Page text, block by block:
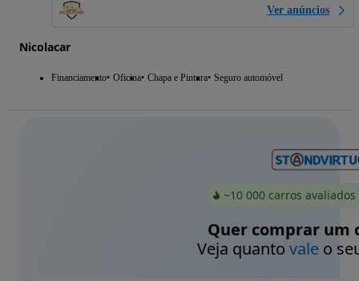
Ver anúncios
Nicolacar
Financiamento Oficina Chapa e Pintura Seguro automóvel
~10 000 carros
Quer comprar um
Veja quanto valeo